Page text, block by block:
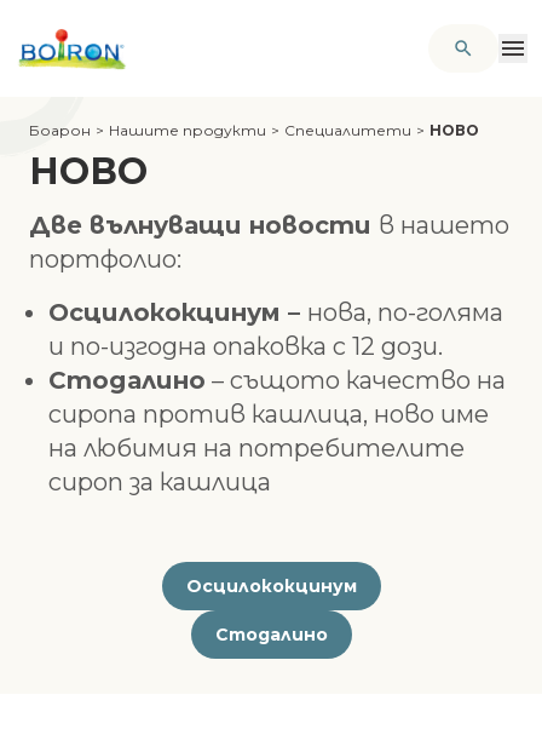
Боарон > Нашите продукти > Специалитети > НОВО
НОВО
Две вълнуващи новости в нашето
портфолио:
Осцилококцинум – нова, по-голяма
и по-изгодна опаковка с 12 дози.
Стодалино – същото качество на
сиропа против кашлица, ново име
на любимия на потребителите
сироп за кашлица
Осцилококцинум
Стодалино